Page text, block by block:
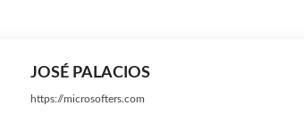
JOSÉ PALACIOS
https://microsofters.com